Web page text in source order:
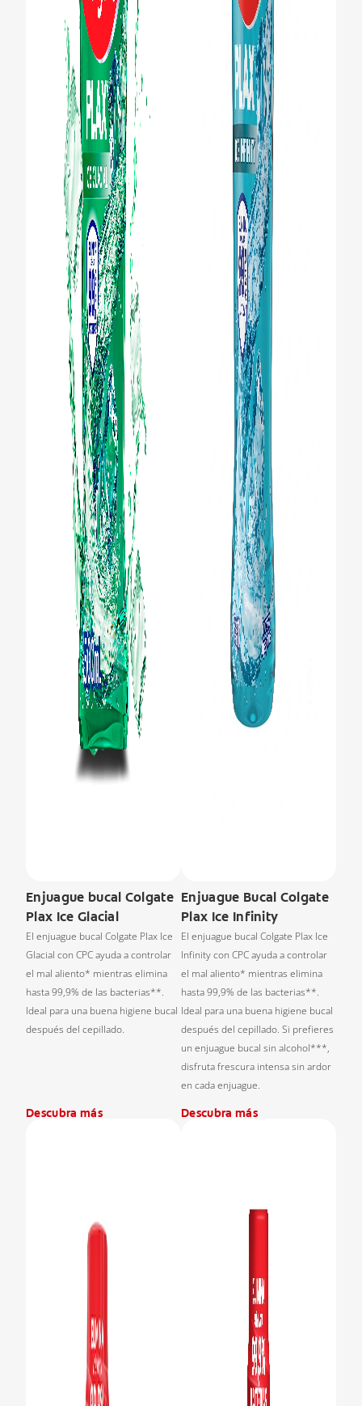
Enjuague bucal Colgate
Plax Ice Glacial
El enjuague bucal Colgate Plax Ice
Glacial con CPC ayuda a controlar
el mal aliento* mientras elimina
hasta 99,9% de las bacterias**.
Ideal para una buena higiene bucal
después del cepillado.
Descubra más
Enjuague Bucal Colgate
Plax Ice Infinity
El enjuague bucal Colgate Plax Ice
Infinity con CPC ayuda a controlar
el mal aliento* mientras elimina
hasta 99,9% de las bacterias**.
Ideal para una buena higiene bucal
después del cepillado. Si prefieres
un enjuague bucal sin alcohol***,
disfruta frescura intensa sin ardor
en cada enjuague.
Descubra más